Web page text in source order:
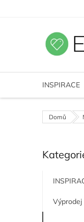
INSPIRACE
Domů
o
n
Přeskočit
kategorie
Výprodej